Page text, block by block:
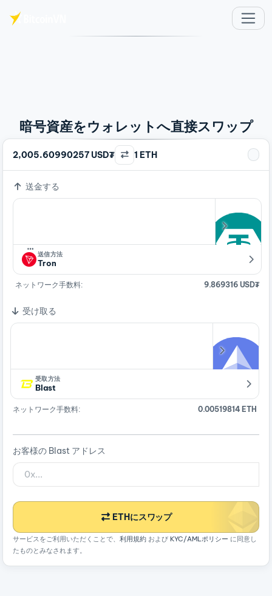
暗号資産をウォレットへ直接スワップ
2,005.60990257 USD₮ 1 ETH
送金する
…
送信方法
Tron
ネットワーク手数料: 9.869316 USD₮
受け取る
受取方法
Blast
ネットワーク手数料: 0.00519814 ETH
お客様の Blast アドレス
ETHにスワップ
サービスをご利用いただくことで、 利用規約 および KYC/AMLポリシー に同意し
たものとみなされます。